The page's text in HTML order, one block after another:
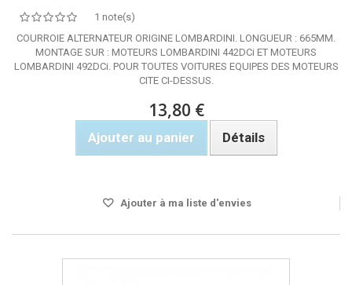
1 note(s)
COURROIE ALTERNATEUR ORIGINE LOMBARDINI. LONGUEUR : 665MM.
MONTAGE SUR : MOTEURS LOMBARDINI 442DCi ET MOTEURS
LOMBARDINI 492DCi. POUR TOUTES VOITURES EQUIPES DES MOTEURS
CITE CI-DESSUS.
13,80 €
Ajouter au panier Détails
Ajouter à ma liste d'envies